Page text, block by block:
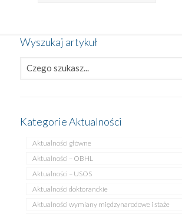
Wyszukaj artykuł
Kategorie Aktualności
Aktualności główne
Aktualności – OBHL
Aktualności – USOS
Aktualności doktoranckie
Aktualności wymiany międzynarodowe i staże